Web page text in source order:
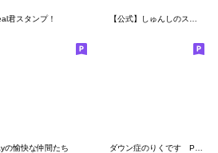
君スタンプ！ 【公式】しゅんしのスタンプ！
の愉快な仲間たち ダウン症のりくです Part3